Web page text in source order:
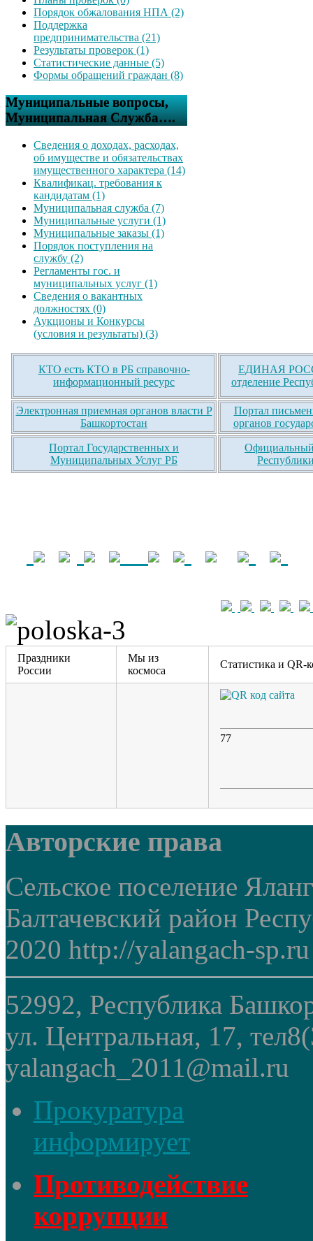
Порядок обжалования НПА (2)
Поддержка
предпринимательства (21)
Результаты проверок (1)
Статистические данные (5)
Формы обращений граждан (8)
Муниципальные вопросы,
Муниципальная Служба….
Сведения о доходах, расходах,
об имуществе и обязательствах
имущественного характера (14)
Квалификац. требования к
кандидатам (1)
Муниципальная служба (7)
Муниципальные услуги (1)
Муниципальные заказы (1)
Порядок поступления на
службу (2)
Регламенты гос. и
муниципальных услуг (1)
Сведения о вакантных
должностях (0)
Аукционы и Конкурсы
(условия и результаты) (3)
КТО есть КТО в РБ справочно-
информационный ресурс
ЕДИНАЯ
отделение
Электронная приемная органов власти Р
Башкортостан
Портал
органов
Портал Государственных и
Муниципальных Услуг РБ
Официальный
Праздники
России
Мы из
космоса
Статистика и QR-
77
Авторские права
Сельское поселение
Балтачевский район
2020 http://yalangach-sp.ru
52992, Республика
ул. Центральная, 17,
yalangach_2011@mail.ru
Прокуратура
информирует
Противодействие
коррупции